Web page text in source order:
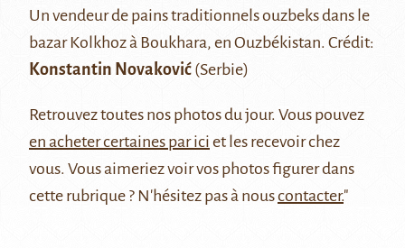
Un vendeur de pains traditionnels ouzbeks dans le
bazar Kolkhoz à Boukhara, en Ouzbékistan. Crédit:
Konstantin Novaković (Serbie)
Retrouveztoutes nos photos du jour. Vous pouvez
en acheter certaines par ici et les recevoir chez
vous. Vous aimeriez voir vos photos figurer dans
cette rubrique ? N'hésitez pas à nouscontacter."